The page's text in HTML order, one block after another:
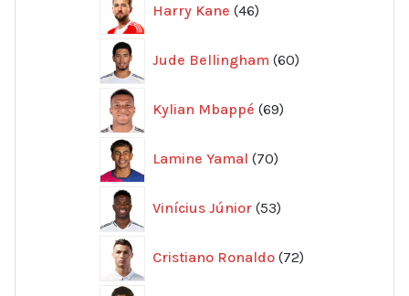
Harry Kane 46
produkter
Jude Bellingham 60
produkter
Kylian Mbappé 69
produkter
Lamine Yamal 70
produkter
Vinícius Júnior 53
produkter
Cristiano Ronaldo 72
produkter